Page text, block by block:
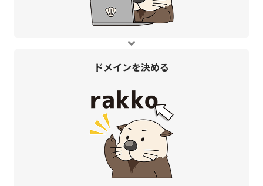
ドメインを決める